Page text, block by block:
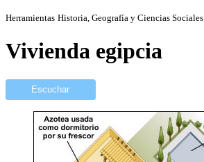
Herramientas Historia, Geografía y Ciencias Sociales
Vivienda egipcia
Escuchar